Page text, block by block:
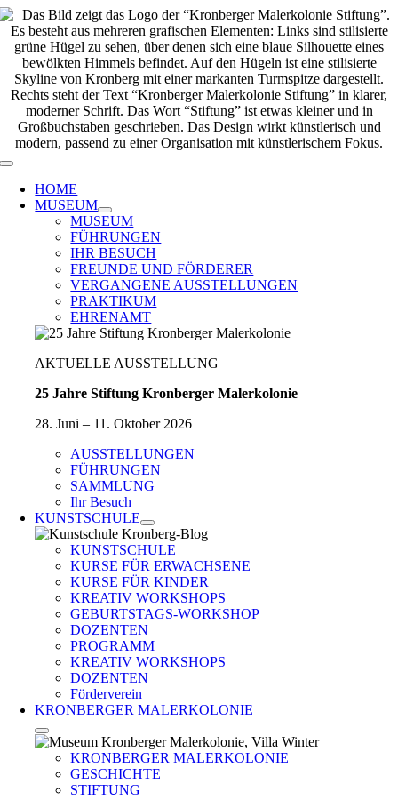
Zum
Inhalt
springen
Toggle
Navigation
HOME
MUSEUM
MUSEUM
FÜHRUNGEN
IHR BESUCH
FREUNDE UND FÖRDERER
VERGANGENE AUSSTELLUNGEN
PRAKTIKUM
EHRENAMT
AKTUELLE AUSSTELLUNG
25 Jahre Stiftung Kronberger Malerkolonie
28. Juni – 11. Oktober 2026
AUSSTELLUNGEN
FÜHRUNGEN
SAMMLUNG
Ihr Besuch
KUNSTSCHULE
KUNSTSCHULE
KURSE FÜR ERWACHSENE
KURSE FÜR KINDER
KREATIV WORKSHOPS
GEBURTSTAGS-WORKSHOP
DOZENTEN
PROGRAMM
KREATIV WORKSHOPS
DOZENTEN
Förderverein
KRONBERGER MALERKOLONIE
KRONBERGER MALERKOLONIE
GESCHICHTE
STIFTUNG